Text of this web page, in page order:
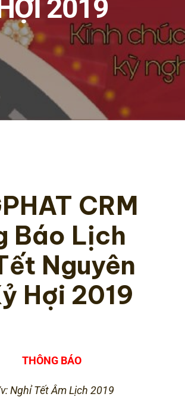
2019
CRM
Báo Lịch
Nguyên
Hợi 2019
THÔNG BÁO
Nghỉ Tết Âm Lịch 2019